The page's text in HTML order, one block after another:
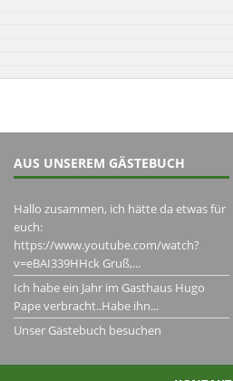
AUS UNSEREM GÄSTEBUCH
Hallo zusammen, ich hätte da etwas für
euch:
https://www.youtube.com/watch?
v=eBAI339HHck Gruß,...
Ich habe ein Jahr im Gasthaus Hugo
Pape verbracht..Habe ihn...
Unser Gästebuch besuchen